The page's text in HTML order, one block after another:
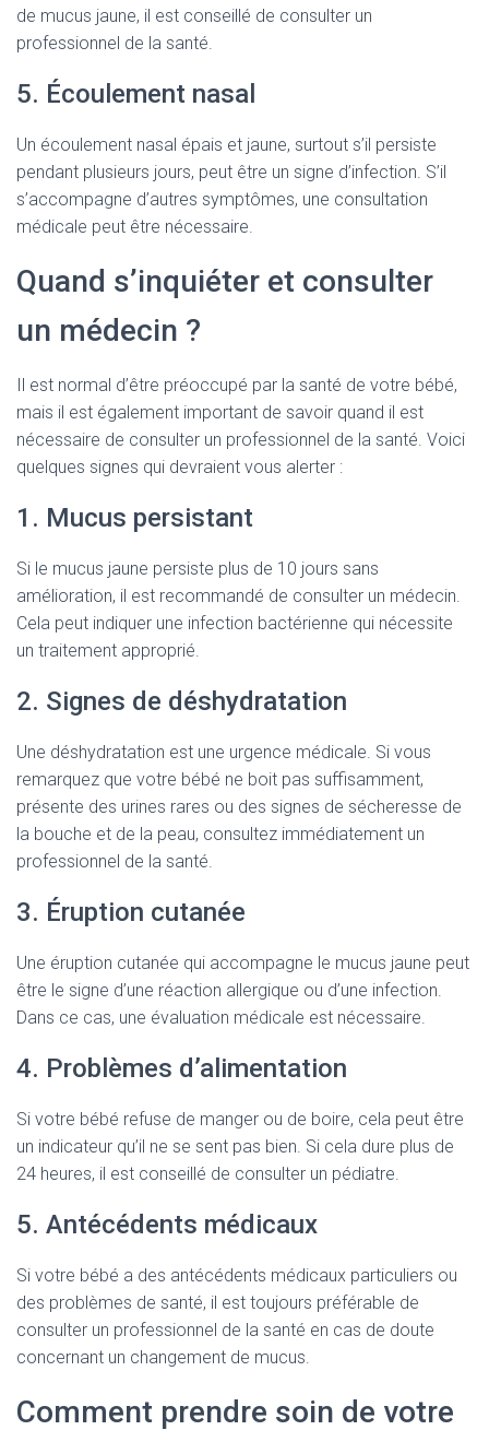
de mucus jaune, il est conseillé de consulter un
professionnel de la santé.
5. Écoulement nasal
Un écoulement nasal épais et jaune, surtout s’il persiste
pendant plusieurs jours, peut être un signe d’infection. S’il
s’accompagne d’autres symptômes, une consultation
médicale peut être nécessaire.
Quand s’inquiéter et consulter
un médecin ?
Il est normal d’être préoccupé par la santé de votre bébé,
mais il est également important de savoir quand il est
nécessaire de consulter un professionnel de la santé. Voici
quelques signes qui devraient vous alerter :
1. Mucus persistant
Si le mucus jaune persiste plus de 10 jours sans
amélioration, il est recommandé de consulter un médecin.
Cela peut indiquer une infection bactérienne qui nécessite
un traitement approprié.
2. Signes de déshydratation
Une déshydratation est une urgence médicale. Si vous
remarquez que votre bébé ne boit pas suffisamment,
présente des urines rares ou des signes de sécheresse de
la bouche et de la peau, consultez immédiatement un
professionnel de la santé.
3. Éruption cutanée
Une éruption cutanée qui accompagne le mucus jaune peut
être le signe d’une réaction allergique ou d’une infection.
Dans ce cas, une évaluation médicale est nécessaire.
4. Problèmes d’alimentation
Si votre bébé refuse de manger ou de boire, cela peut être
un indicateur qu’il ne se sent pas bien. Si cela dure plus de
24 heures, il est conseillé de consulter un pédiatre.
5. Antécédents médicaux
Si votre bébé a des antécédents médicaux particuliers ou
des problèmes de santé, il est toujours préférable de
consulter un professionnel de la santé en cas de doute
concernant un changement de mucus.
Comment prendre soin de votre